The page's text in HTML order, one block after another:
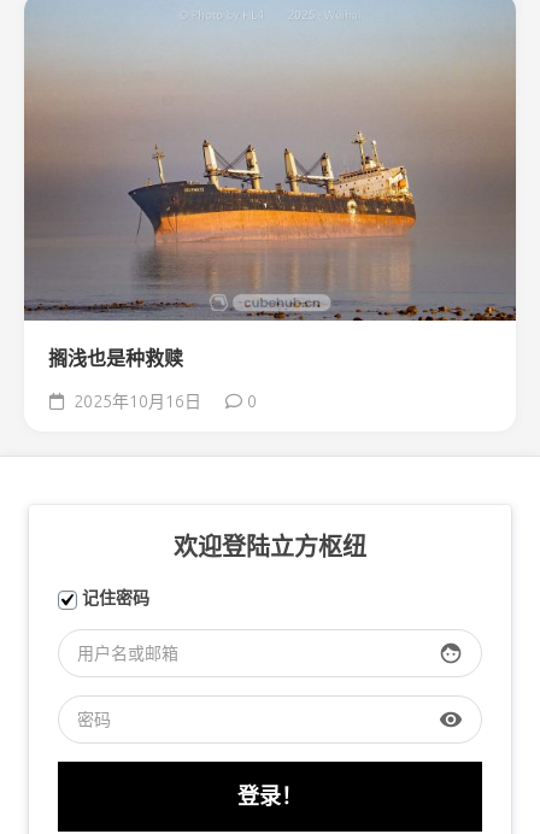
搁浅也是种救赎
2025年10月16日 0
欢迎登陆立方枢纽
记住密码
face
visibility